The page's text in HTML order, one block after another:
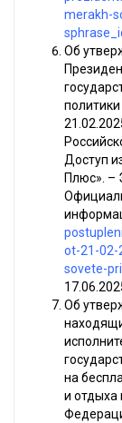
merakh-
Об
Доступ
Плюс». –
ot-21-02-
sovete-
Об
на
и отдыха